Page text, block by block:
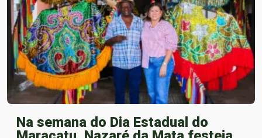
Na semana do Dia Estadual do